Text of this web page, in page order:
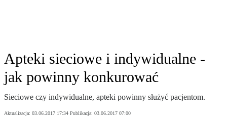
Apteki sieciowe i indywidualne -
jak powinny konkurować
Sieciowe czy indywidualne, apteki powinny służyć pacjentom.
Aktualizacja: 03.06.2017 17:34 Publikacja: 03.06.2017 07:00